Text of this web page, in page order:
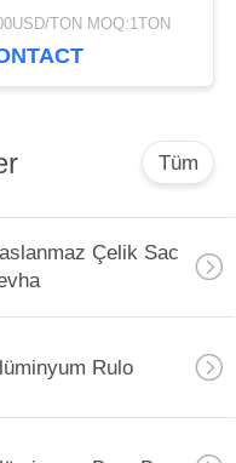
ŞeritTON MOQ:1TON
Tüm
Çelik Sac
Rulo